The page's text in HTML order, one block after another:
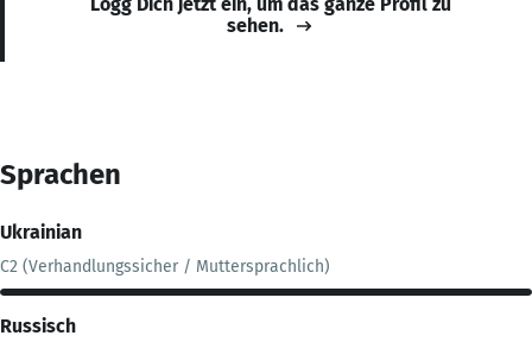
sehen.
Sprachen
Ukrainian
C2 (Verhandlungssicher / Muttersprachlich)
Russisch